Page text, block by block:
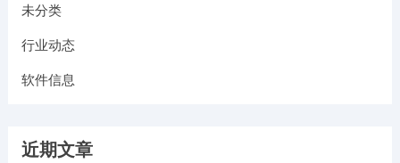
未分类
行业动态
软件信息
近期文章